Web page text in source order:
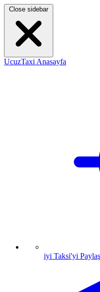
Close sidebar
UcuzTaxi Anasayfa
iyi Taksi'yi Paylaş